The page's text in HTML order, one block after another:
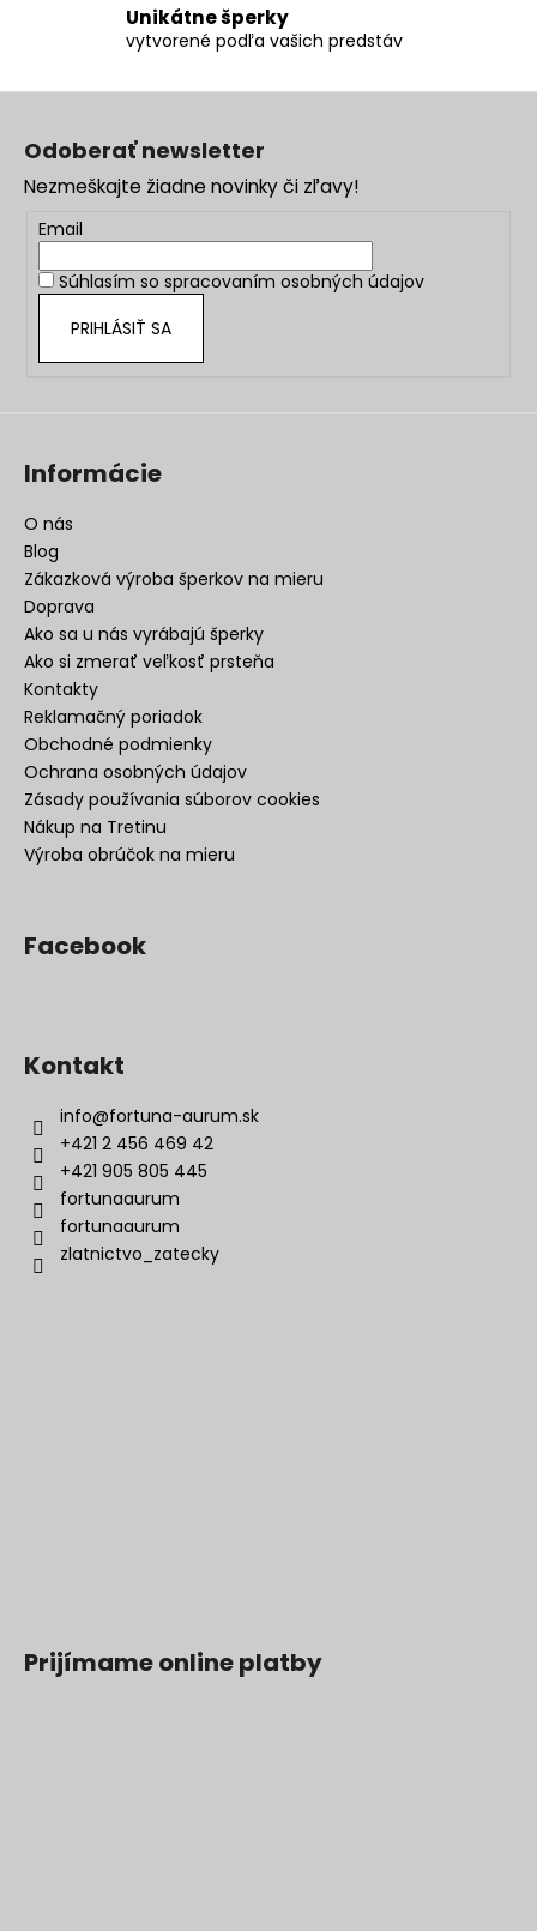
u
Unikátne šperky
vytvorené podľa vašich predstáv
Odoberať newsletter
Nezmeškajte žiadne novinky či zľavy!
Email
Súhlasím so spracovaním osobných údajov
PRIHLÁSIŤ SA
Informácie
O nás
Blog
Zákazková výroba šperkov na mieru
Doprava
Ako sa u nás vyrábajú šperky
Ako si zmerať veľkosť prsteňa
Kontakty
Reklamačný poriadok
Obchodné podmienky
Ochrana osobných údajov
Zásady používania súborov cookies
Nákup na Tretinu
Výroba obrúčok na mieru
Facebook
Kontakt
info@fortuna-aurum.sk
+421 2 456 469 42
+421 905 805 445
fortunaaurum
fortunaaurum
zlatnictvo_zatecky
Prijímame online platby